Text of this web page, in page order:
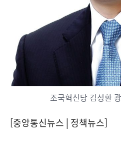
조국혁신당 김성환
[중앙통신뉴스│정책뉴스]